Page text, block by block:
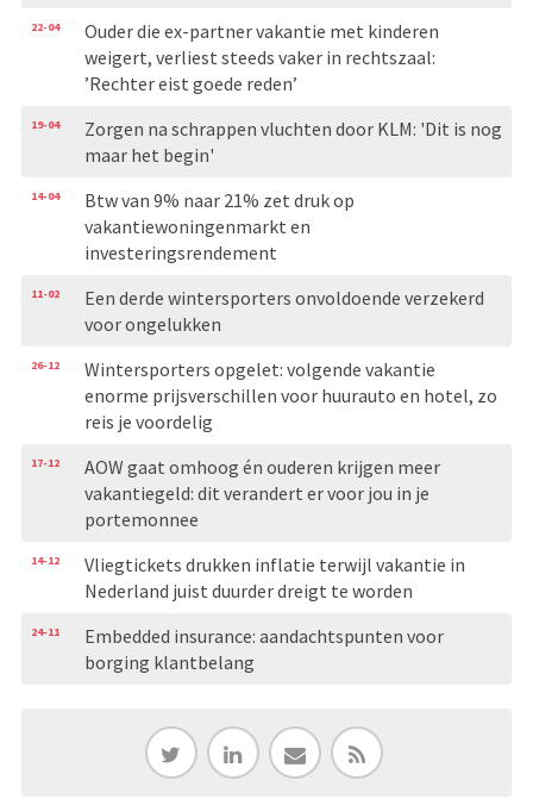
22-04
Ouder die ex-partner vakantie met kinderen
weigert, verliest steeds vaker in rechtszaal:
’Rechter eist goede reden’
19-04
Zorgen na schrappen vluchten door KLM: 'Dit is nog
maar het begin'
14-04
Btw van 9% naar 21% zet druk op
vakantiewoningenmarkt en
investeringsrendement
11-02
Een derde wintersporters onvoldoende verzekerd
voor ongelukken
26-12
Wintersporters opgelet: volgende vakantie
enorme prijsverschillen voor huurauto en hotel, zo
reis je voordelig
17-12
AOW gaat omhoog én ouderen krijgen meer
vakantiegeld: dit verandert er voor jou in je
portemonnee
14-12
Vliegtickets drukken inflatie terwijl vakantie in
Nederland juist duurder dreigt te worden
24-11
Embedded insurance: aandachtspunten voor
borging klantbelang